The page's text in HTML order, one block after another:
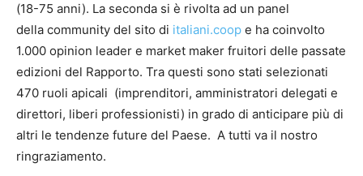
(18-75 anni). La seconda si è rivolta ad un panel
della community del sito di italiani.coop e ha coinvolto
1.000 opinion leader e market maker fruitori delle passate
edizioni del Rapporto. Tra questi sono stati selezionati
470 ruoli apicali (imprenditori, amministratori delegati e
direttori, liberi professionisti) in grado di anticipare più di
altri le tendenze future del Paese. A tutti va il nostro
ringraziamento.